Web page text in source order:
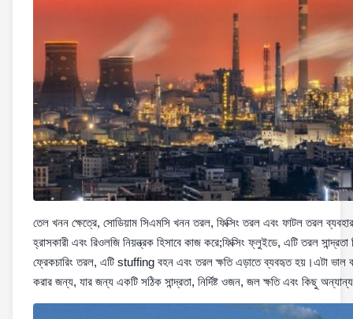
তেল খনন ক্ষেত্রে, সোডিয়াম সিএমসি খনন তরল, ফিক্সিং তরল এবং ফাটল তরল
হ্রাসকারী এবং রিওলজি নিয়ন্ত্রক হিসাবে কাজ করে;ফিক্সিং ফ্লুইডে, এটি তরল
ফ্রেকচারিং তরল, এটি stuffing বহন এবং তরল ক্ষতি এড়াতে ব্যবহৃত হয়।এটা ভাল
করার জন্য, যার জন্য একটি সঠিক সান্দ্রতা, নির্দিষ্ট ওজন, জল ক্ষতি এবং কিছু